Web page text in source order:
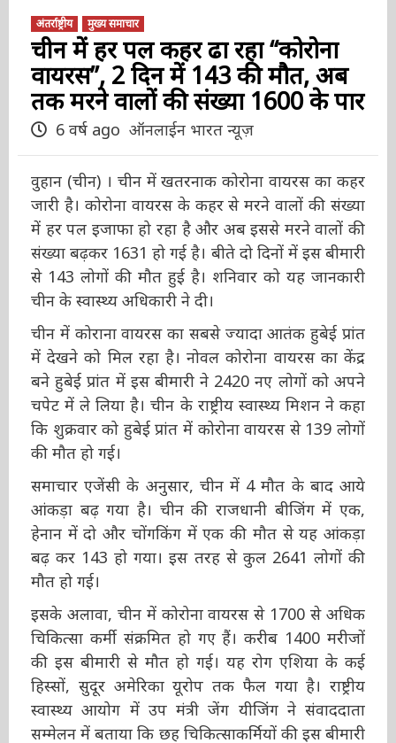
अंतर्राष्ट्रीय मुख्य समाचार
चीन में हर पल कहर ढा रहा “कोरोना
वायरस”, 2 दिन में 143 की मौत, अब
तक मरने वालों की संख्या 1600 के
पार
6 वर्ष ago ऑनलाईन भारत न्यूज़
वुहान (चीन) । चीन में खतरनाक कोरोना वायरस का
कहर जारी है। कोरोना वायरस के कहर से मरने वालों की
संख्या में हर पल इजाफा हो रहा है और अब इससे मरने
वालों की संख्या बढ़कर 1631 हो गई है। बीते दो दिनों में
इस बीमारी से 143 लोगों की मौत हुई है। शनिवार को
यह जानकारी चीन के स्वास्थ्य अधिकारी ने दी।
चीन में कोराना वायरस का सबसे ज्यादा आतंक हुबेई
प्रांत में देखने को मिल रहा है। नोवल कोरोना वायरस का
केंद्र बने हुबेई प्रांत में इस बीमारी ने 2420 नए लोगों को
अपने चपेट में ले लिया है। चीन के राष्ट्रीय स्वास्थ्य मिशन
ने कहा कि शुक्रवार को हुबेई प्रांत में कोरोना वायरस से
139 लोगों की मौत हो गई।
समाचार एजेंसी के अनुसार, चीन में 4 मौत के बाद आये
आंकड़ा बढ़ गया है। चीन की राजधानी बीजिंग में एक,
हेनान में दो और चोंगकिंग में एक की मौत से यह आंकड़ा
बढ़ कर 143 हो गया। इस तरह से कुल 2641 लोगों की
मौत हो गई।
इसके अलावा, चीन में कोरोना वायरस से 1700 से
अधिक चिकित्सा कर्मी संक्रमित हो गए हैं। करीब 1400
मरीजों की इस बीमारी से मौत हो गई। यह रोग एशिया
के कई हिस्सों, सुदूर अमेरिका यूरोप तक फैल गया है।
राष्ट्रीय स्वास्थ्य आयोग में उप मंत्री जेंग यीजिंग ने